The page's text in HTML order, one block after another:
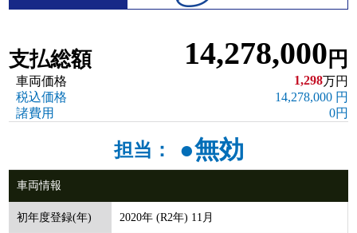
支払総額 14,278,000 円
車両価格 1,298万円
税込価格
14,278,000 円
諸費用
0円
担当： ●無効
車両情報
初年度登録(年) 2020年 (R2年) 11月